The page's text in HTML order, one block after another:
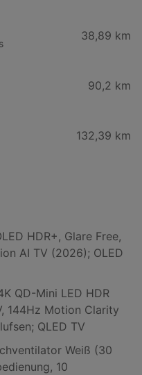
38,89 km
90,2 km
132,39 km
HDR+, Glare Free,
AI TV (2026); OLED
QD-Mini LED HDR
144Hz Motion Clarity
QLED TV
Weiß (30
10